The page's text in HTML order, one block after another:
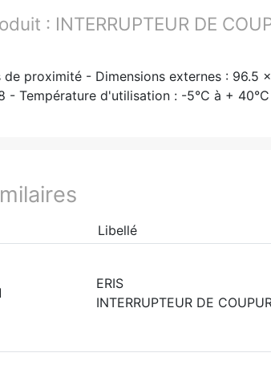
: INTERRUPTEUR DE
de proximité - Dimensions externes :
- Température d'utilisation : -5°C à +
Libellé
ERIS
INTERRUPTEUR DE